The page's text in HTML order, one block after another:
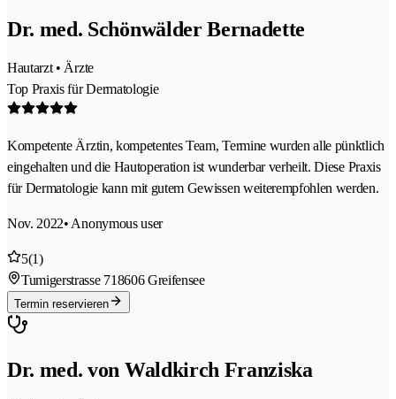
Dr. med. Schönwälder Bernadette
Hautarzt • Ärzte
Top Praxis für Dermatologie
Kompetente Ärztin, kompetentes Team, Termine wurden alle pünktlich
eingehalten und die Hautoperation ist wunderbar verheilt. Diese Praxis
für Dermatologie kann mit gutem Gewissen weiterempfohlen werden.
Nov. 2022• Anonymous user
5(1)
Tumigerstrasse 718606 Greifensee
Termin reservieren
Dr. med. von Waldkirch Franziska